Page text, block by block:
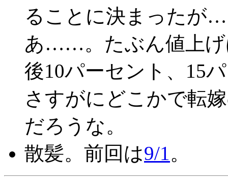
ることに決まったが
あ……。たぶん値上
後10パーセント、15
さすがにどこかで転
だろうな。
散髪。前回は9/1。